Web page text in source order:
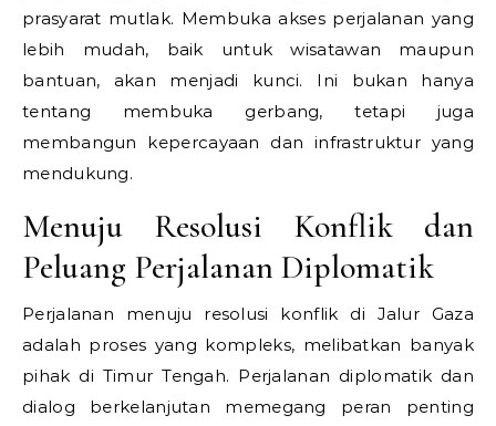
prasyarat mutlak. Membuka akses perjalanan yang
lebih mudah, baik untuk wisatawan maupun
bantuan, akan menjadi kunci. Ini bukan hanya
tentang membuka gerbang, tetapi juga
membangun kepercayaan dan infrastruktur yang
mendukung.
Menuju Resolusi Konflik dan
Peluang Perjalanan Diplomatik
Perjalanan menuju resolusi konflik di Jalur Gaza
adalah proses yang kompleks, melibatkan banyak
pihak di Timur Tengah. Perjalanan diplomatik dan
dialog berkelanjutan memegang peran penting